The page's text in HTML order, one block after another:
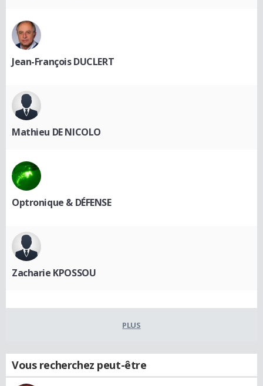
Jean-François DUCLERT
Mathieu DE NICOLO
Optronique & DÉFENSE
Zacharie KPOSSOU
PLUS
Vous recherchez peut-être